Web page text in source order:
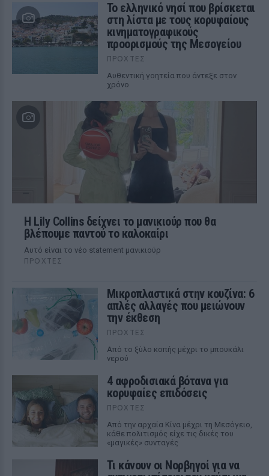
Το ελληνικό νησί που βρίσκεται
στη λίστα με τους κορυφαίους
κινηματογραφικούς
προορισμούς της Μεσογείου
ΠΡΟΧΤΈΣ
Αυθεντική γοητεία που άντεξε στον
χρόνο
Η Lily Collins δείχνει το μανικιούρ που θα
βλέπουμε παντού το καλοκαίρι
Αυτό είναι το νέο statement μανικιούρ
ΠΡΟΧΤΈΣ
Μικροπλαστικά στην κουζίνα: 6
απλές αλλαγές που μειώνουν
την έκθεση
ΠΡΟΧΤΈΣ
Από το ξύλο κοπής μέχρι το μπουκάλι
νερού
4 αφροδισιακά βότανα για
κορυφαίες επιδόσεις
ΠΡΟΧΤΈΣ
Από την αρχαία Κίνα μέχρι τη Μεσόγειο,
κάθε πολιτισμός είχε τις δικές του
«μαγικές» συνταγές
Τι κάνουν οι Νορβηγοί για να